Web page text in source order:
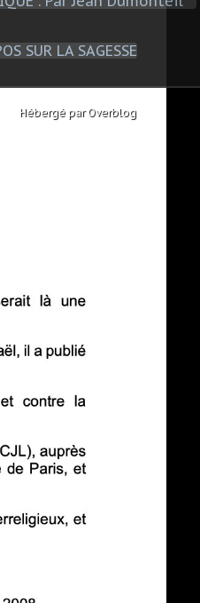
Hébergé par Overblog